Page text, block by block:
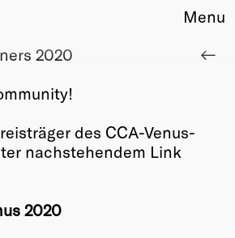
Menu
2020
des CCA-Venus-
nachstehendem Link
2020